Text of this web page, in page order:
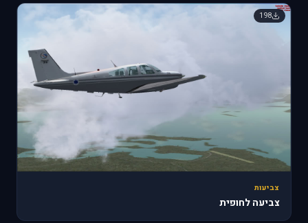
198
צביעות
צביעה לחופית